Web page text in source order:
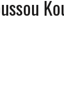
SYRIENNES